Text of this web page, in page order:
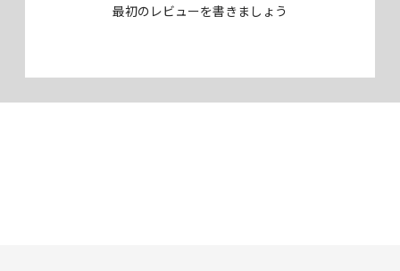
最初のレビューを書きましょう